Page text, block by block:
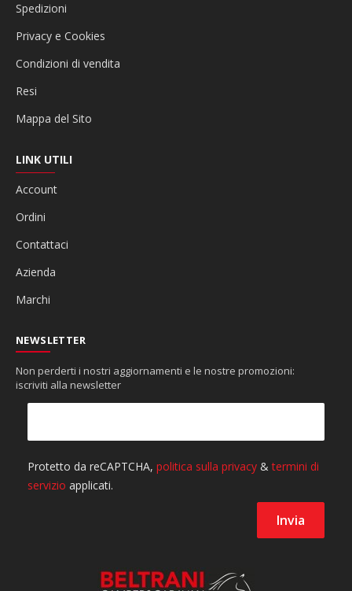
Spedizioni
Privacy e Cookies
Condizioni di vendita
Resi
Mappa del Sito
LINK UTILI
Account
Ordini
Contattaci
Azienda
Marchi
NEWSLETTER
Non perderti i nostri aggiornamenti e le nostre promozioni:
iscriviti alla newsletter